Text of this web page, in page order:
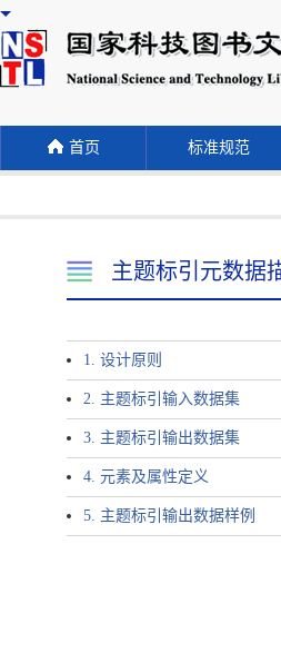
首页 标准规范
主题标引元数据
1. 设计原则
2. 主题标引输入数据集
3. 主题标引输出数据集
4. 元素及属性定义
5. 主题标引输出数据样例